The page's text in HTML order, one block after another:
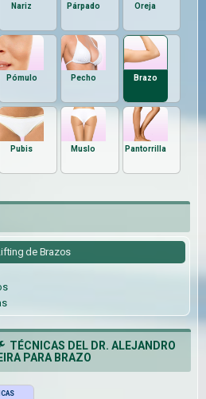
Nariz Párpado Oreja
Pómulo Pecho Brazo
Pubis Muslo Pantorrilla
de Brazos
TÉCNICAS DEL DR. ALEJANDRO
PARA BRAZO